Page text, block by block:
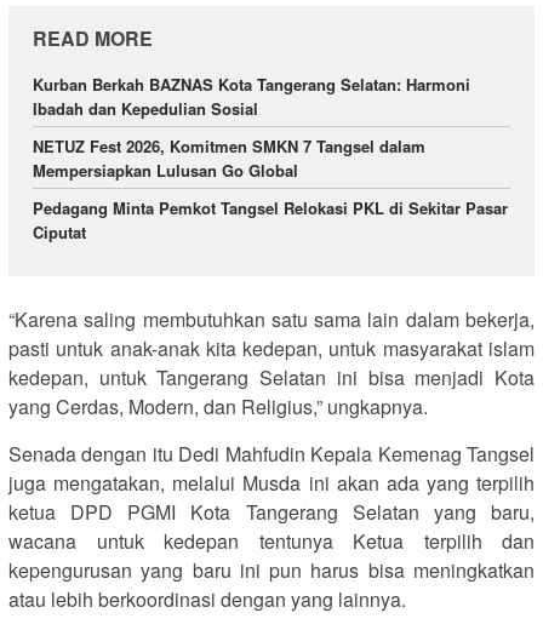
READ MORE
Kurban Berkah BAZNAS Kota Tangerang Selatan: Harmoni
Ibadah dan Kepedulian Sosial
NETUZ Fest 2026, Komitmen SMKN 7 Tangsel dalam
Mempersiapkan Lulusan Go Global
Pedagang Minta Pemkot Tangsel Relokasi PKL di Sekitar Pasar
Ciputat
“Karena saling membutuhkan satu sama lain dalam bekerja,
pasti untuk anak-anak kita kedepan, untuk masyarakat islam
kedepan, untuk Tangerang Selatan ini bisa menjadi Kota
yang Cerdas, Modern, dan Religius,” ungkapnya.
Senada dengan itu Dedi Mahfudin Kepala Kemenag Tangsel
juga mengatakan, melalui Musda ini akan ada yang terpilih
ketua DPD PGMI Kota Tangerang Selatan yang baru,
wacana untuk kedepan tentunya Ketua terpilih dan
kepengurusan yang baru ini pun harus bisa meningkatkan
atau lebih berkoordinasi dengan yang lainnya.